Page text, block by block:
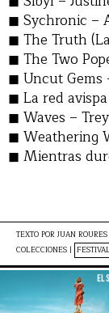
Sychronic –
The Truth
The Two
Uncut Gems
La red
Waves –
Weathering
Mientras
TEXTO POR JUAN ROURES
COLECCIONES |